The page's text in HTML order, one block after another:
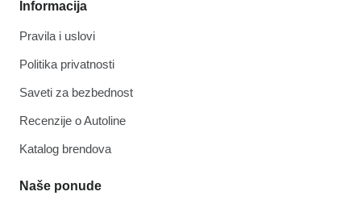
Informacija
Pravila i uslovi
Politika privatnosti
Saveti za bezbednost
Recenzije o Autoline
Katalog brendova
Naše ponude